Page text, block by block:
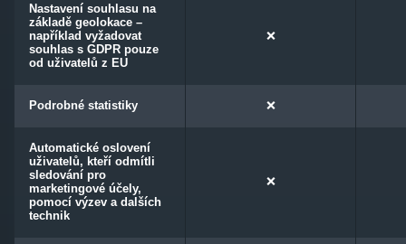
Nastavení souhlasu na
základě geolokace –
například vyžadovat
souhlas s GDPR pouze
od uživatelů z EU
❌
Podrobné statistiky ❌
Automatické oslovení
uživatelů, kteří odmítli
sledování pro
marketingové účely,
pomocí výzev a dalších
technik
❌